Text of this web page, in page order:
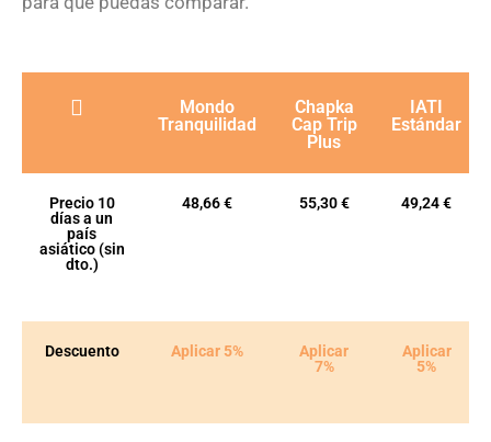
Mondo
Tranquilidad
Chapka
Cap Trip
Plus
IATI
Estándar
Precio 10
días a un
país
asiático (sin
dto.)
48,66 € 55,30 € 49,24 €
Descuento Aplicar 5%
Aplicar
7%
Aplicar
5%